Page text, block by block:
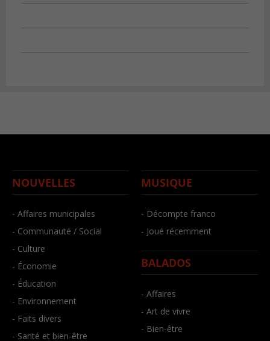
NOUVELLES
- Affaires municipales
- Communauté / Social
- Culture
- Économie
- Éducation
- Environnement
- Faits divers
- Santé et bien-être
MUSIQUE
- Décompte franco
- Joué récemment
BALADOS
- Affaires
- Art de vivre
- Bien-être